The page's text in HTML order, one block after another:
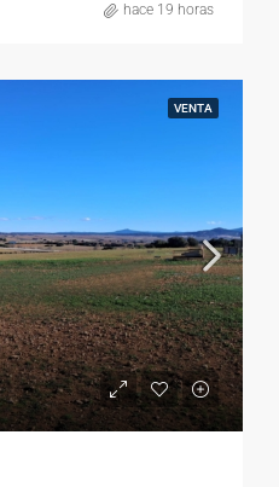
hace 19 horas
VENTA